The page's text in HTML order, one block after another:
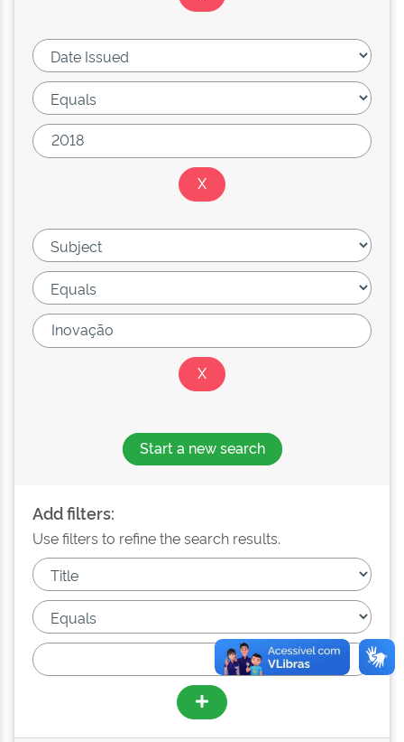
Start a new search
Add filters:
Use filters to refine the search results.